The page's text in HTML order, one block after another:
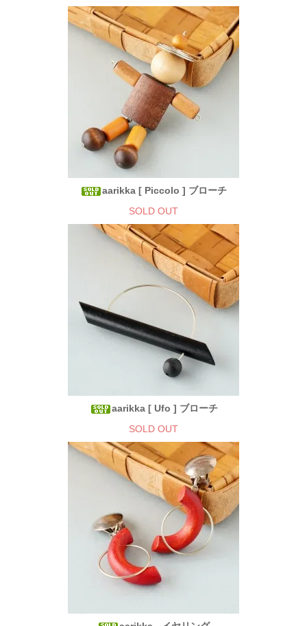
aarikka [ Piccolo ] ブローチ
SOLD OUT
aarikka [ Ufo ] ブローチ
SOLD OUT